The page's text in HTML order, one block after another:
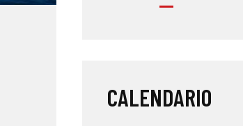
CALENDARIO